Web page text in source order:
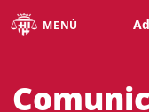
MENÚ